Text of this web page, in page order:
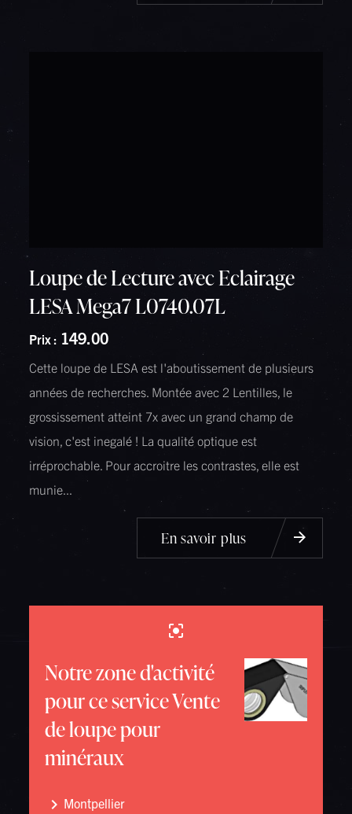
Loupe de Lecture avec Eclairage
LESA Mega7 L0740.07L
Prix : 149.00
Cette loupe de LESA est l'aboutissement de plusieurs
années de recherches. Montée avec 2 Lentilles, le
grossissement atteint 7x avec un grand champ de
vision, c'est inegalé ! La qualité optique est
irréprochable. Pour accroitre les contrastes, elle est
munie...
En savoir plus
center_focus_strong
Notre zone d'activité
pour ce service Vente
de loupe pour
minéraux
navigate_next Montpellier